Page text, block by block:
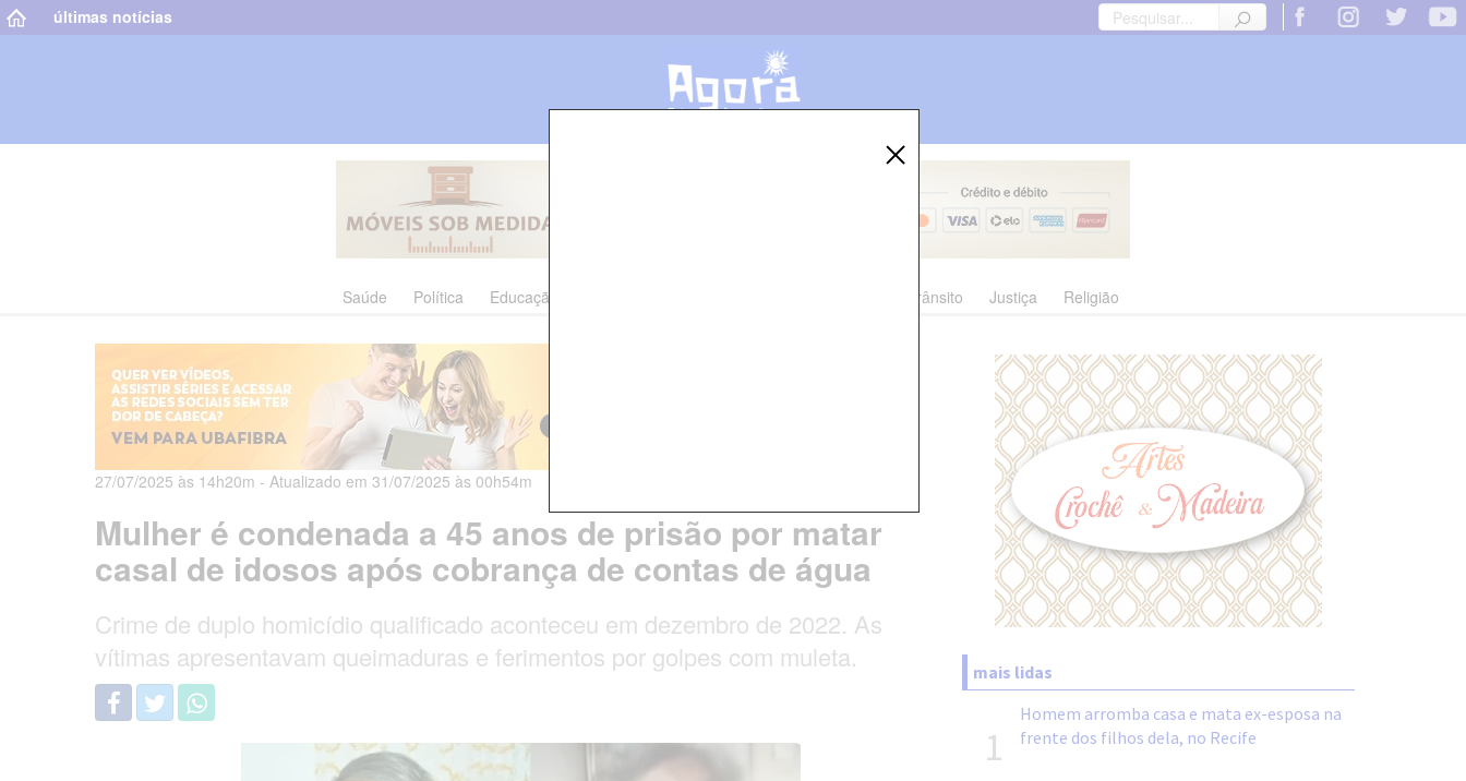
últimas notícias
Saúde Política Educação Trânsito Justiça Religião
27/07/2025 às 14h20m - Atualizado em 31/07/2025 às 00h54m
Mulher é condenada a 45 anos de prisão por matar
casal de idosos após cobrança de contas de água
Crime de duplo homicídio qualificado aconteceu em dezembro de 2022. As
vítimas apresentavam queimaduras e ferimentos por golpes com muleta.
mais lidas
1
Homem arromba casa e mata ex-esposa na
frente dos filhos dela, no Recife